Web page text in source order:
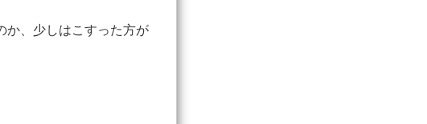
か、少しはこすった方が